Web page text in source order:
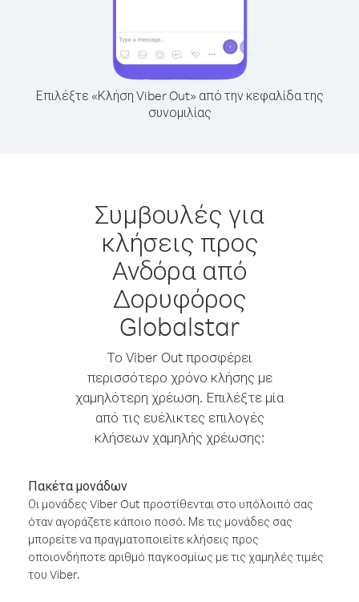
Επιλέξτε «Κλήση Viber Out» από την κεφαλίδα της
συνομιλίας
Συμβουλές για
κλήσεις προς
Ανδόρα από
Δορυφόρος
Globalstar
Το Viber Out προσφέρει
περισσότερο χρόνο κλήσης με
χαμηλότερη χρέωση. Επιλέξτε μία
από τις ευέλικτες επιλογές
κλήσεων χαμηλής χρέωσης:
Πακέτα μονάδων
Οι μονάδες Viber Out προστίθενται στο υπόλοιπό σας
όταν αγοράζετε κάποιο ποσό. Με τις μονάδες σας
μπορείτε να πραγματοποιείτε κλήσεις προς
οποιονδήποτε αριθμό παγκοσμίως με τις χαμηλές τιμές
του Viber.